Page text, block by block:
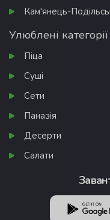
Кам'янець-
Улюблені категорії
Піца
Суші
Сети
Паназія
Десерти
Салати